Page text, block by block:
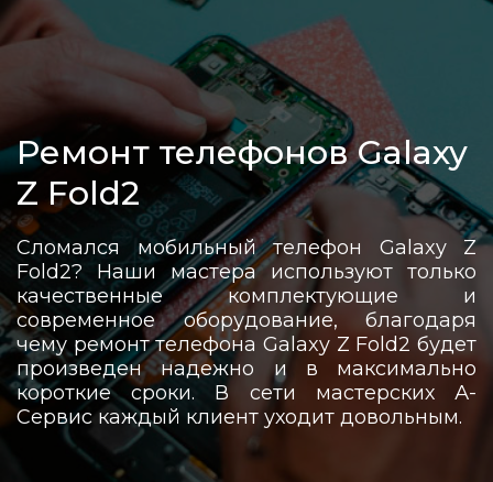
Ремонт телефонов Galaxy
Z Fold2
Сломался мобильный телефон Galaxy Z
Fold2? Наши мастера используют только
качественные комплектующие и
современное оборудование, благодаря
чему ремонт телефона Galaxy Z Fold2 будет
произведен надежно и в максимально
короткие сроки. В сети мастерских А-
Сервис каждый клиент уходит довольным.